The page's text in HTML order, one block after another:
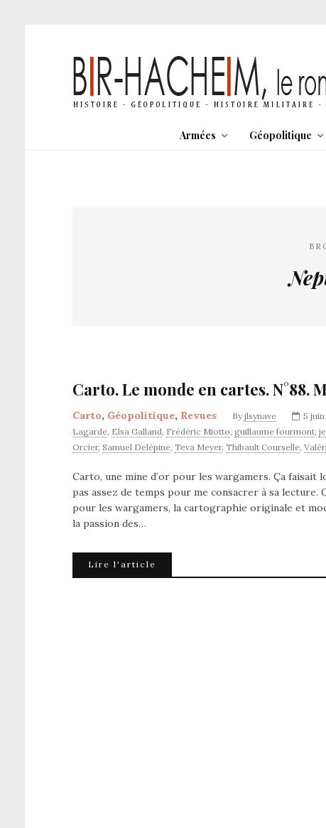
Armées Géopolitique
Carto. Le monde en cartes. N°88.
Carto, Géopolitique, Revues By jlsynave 5
Lagarde, Elsa Galland, Frédéric Miotto, guillaume fourmont,
Orcier, Samuel Delépine, Teva Meyer, Thibault Courselle,
Carto, une mine d’or pour les wargamers. Ça faisait
pas assez de temps pour me consacrer à sa
pour les wargamers, la cartographie originale et
la passion des…
Lire l'article